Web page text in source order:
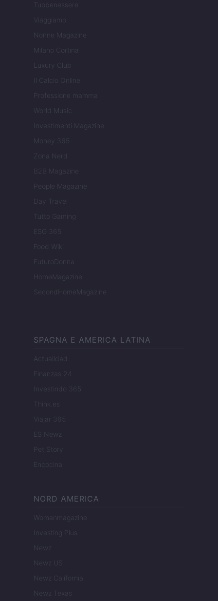
Tuobenessere
Viaggiamo
Nonne Magazine
Milano Cortina
Luxury Club
Il Calcio Online
Professione mamma
World Music
Investimenti Magazine
Money 365
Zona Nerd
B2B Magazine
People Magazine
Day Travel
Tutto Gaming
ESG 365
Food Wiki
FuturoDonna
HomeMagazine
SecondHomeMagazine
SPAGNA E AMERICA LATINA
Actualidad
Finanzas 24
Investindo 365
Think.es
Viajar 365
ES Newz
Pet Story
Encocina
NORD AMERICA
Womanmagazine
Investing Plus
Newz
Newz US
Newz California
Newz Texas